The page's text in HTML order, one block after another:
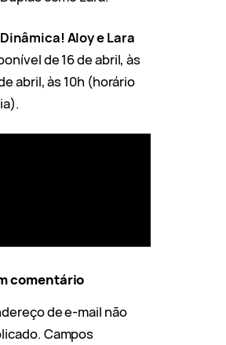
Aloy e Lara
de 16 de abril, às
abril, às 10h (horário
comentário
de e-mail não
Campos